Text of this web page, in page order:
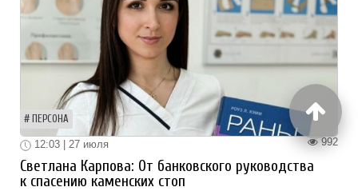
ПЕРСОНА
992
12:03 | 27 июля
Светлана Карпова: От банковского руководства
к спасению каменских стоп